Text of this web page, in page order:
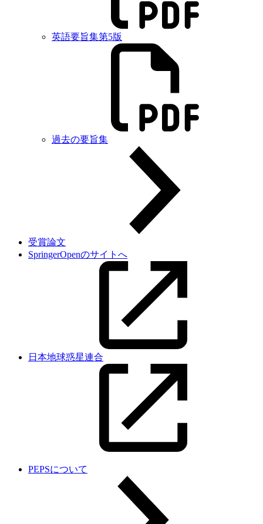
英語要旨集第5版
過去の要旨集
受賞論文
SpringerOpenのサイトへ
日本地球惑星連合
PEPSについて